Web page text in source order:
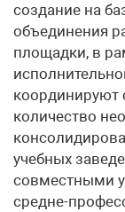
создание на
объединения
площадки, в
координируют
количество
учебных
совместными
средне-